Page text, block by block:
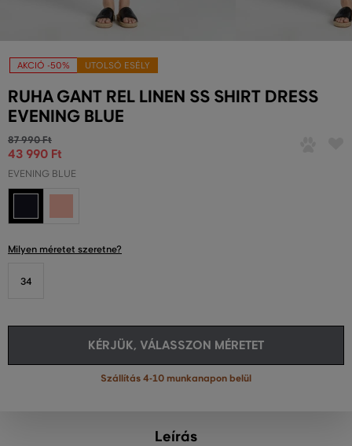
AKCIÓ -50% UTOLSÓ ESÉLY
RUHA GANT REL LINEN SS SHIRT DRESS
EVENING BLUE
87 990 Ft
43 990 Ft
EVENING BLUE
Milyen méretet szeretne?
34
KÉRJÜK, VÁLASSZON MÉRETET
Szállítás 4-10 munkanapon belül
Leírás